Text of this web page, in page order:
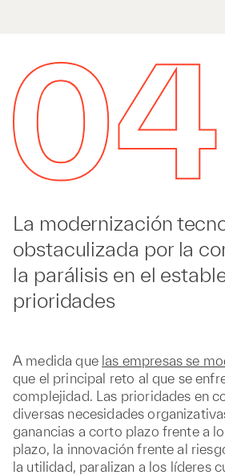
La modernización
obstaculizada por la
la parálisis en el
prioridades
A medida que las empresas se
que el principal reto al que se
complejidad. Las prioridades en
diversas necesidades
ganancias a corto plazo frente a
plazo, la innovación frente al
la utilidad, paralizan a los líderes